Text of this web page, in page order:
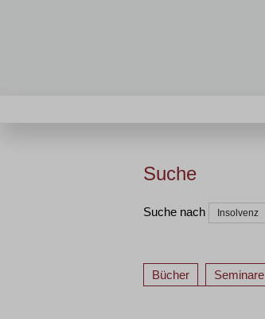
Suche
Suche nach
Bücher Seminare